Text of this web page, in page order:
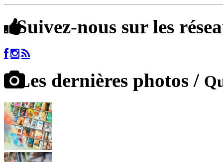
Suivez-nous sur les
Les dernières photos /